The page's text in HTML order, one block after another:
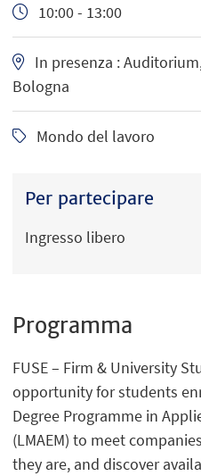
10:00 - 13:00
In presenza :
Bologna
Mondo del lavoro
Per partecipare
Ingresso libero
Programma
FUSE – Firm & University
opportunity for students
Degree Programme in
(LMAEM) to meet
they are, and discover